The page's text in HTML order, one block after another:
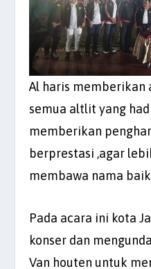
Al haris memberikan
semua altlit yang
memberikan
berprestasi ,agar
membawa nama
Pada acara ini kota
konser dan
Van houten untuk